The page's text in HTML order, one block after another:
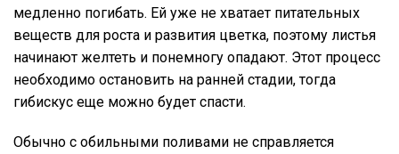
медленно погибать. Ей уже не хватает питательных
веществ для роста и развития цветка, поэтому листья
начинают желтеть и понемногу опадают. Этот процесс
необходимо остановить на ранней стадии, тогда
гибискус еще можно будет спасти.
Обычно с обильными поливами не справляется